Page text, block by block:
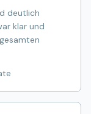
deutlich
klar und